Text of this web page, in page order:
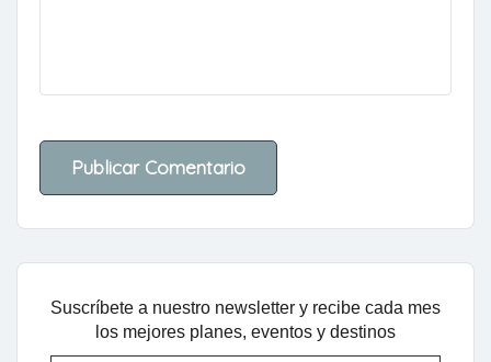
Suscríbete a nuestro newsletter y recibe cada mes
los mejores planes, eventos y destinos